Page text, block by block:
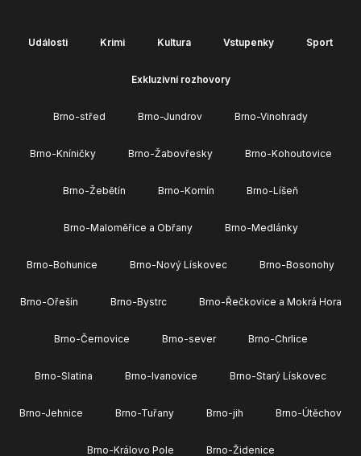
Události Krimi Kultura Vstupenky Sport
Exkluzivní rozhovory
Brno-střed Brno-Jundrov Brno-Vinohrady
Brno-Kníničky Brno-Žabovřesky Brno-Kohoutovice
Brno-Žebětín Brno-Komín Brno-Líšeň
Brno-Maloměřice a Obřany Brno-Medlánky
Brno-Bohunice Brno-Nový Lískovec Brno-Bosonohy
Brno-Ořešín Brno-Bystrc Brno-Řečkovice a Mokrá Hora
Brno-Černovice Brno-sever Brno-Chrlice
Brno-Slatina Brno-Ivanovice Brno-Starý Lískovec
Brno-Jehnice Brno-Tuřany Brno-jih Brno-Útěchov
Brno-Královo Pole Brno-Židenice